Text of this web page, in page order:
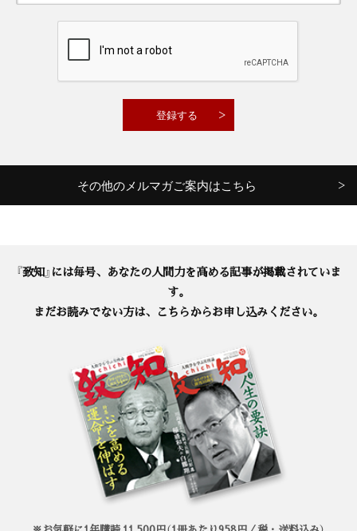
その他のメルマガご案内はこちら
『致知』には毎号、あなたの人間力を高める記事が掲載されていま
す。
まだお読みでない方は、こちらからお申し込みください。